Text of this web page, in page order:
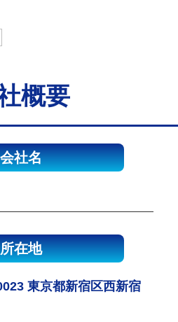
概要
会社名
所在地
東京都新宿区西新宿